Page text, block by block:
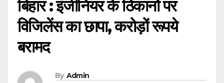
बिहार : इंजीनियर के ठिकानों पर
विजिलेंस का छापा, करोड़ों रूपये
बरामद
By Admin